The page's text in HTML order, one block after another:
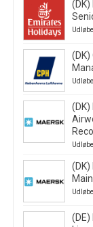
(DK)
(DK)
(DK)
(DE)